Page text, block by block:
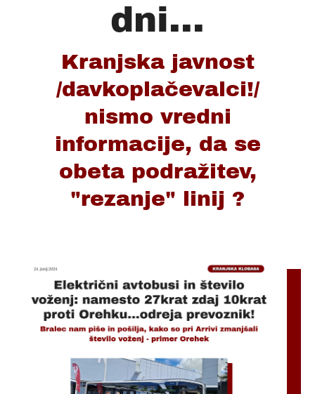
dni...
Kranjska javnost
/davkoplačevalci!/
nismo vredni
informacije, da se
obeta podražitev,
"rezanje" linij ?